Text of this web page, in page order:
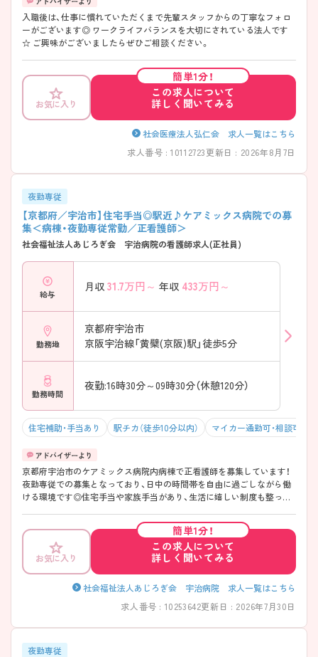
入職後は、仕事に慣れていただくまで先輩スタッフからの丁寧なフォロ
ーがございます◎ ワークライフバランスを大切にされている法人です
☆ ご興味がございましたらぜひご相談ください。
お気に入り
簡単1分！
この求人について
詳しく聞いてみる
社会医療法人弘仁会 求人一覧はこちら
求人番号 : 10112723更新日 : 2026年8月7日
夜勤専従
【京都府／宇治市】住宅手当◎駅近♪ケアミックス病院での募
集＜病棟・夜勤専従常勤／正看護師＞
社会福祉法人あじろぎ会 宇治病院の看護師求人(正社員)
給与
月収 31.7万円～ 年収 433万円～
勤務地
京都府宇治市
京阪宇治線「黄檗(京阪)駅」徒歩5分
勤務時間
夜勤:16時30分～09時30分（休憩120分）
住宅補助・手当あり 駅チカ（徒歩10分以内） マイカー通勤可・相談可
京都府宇治市のケアミックス病院内病棟で正看護師を募集しています！
夜勤専従での募集となっており、日中の時間帯を自由に過ごしながら働
ける環境です◎住宅手当や家族手当があり、生活に嬉しい制度も整って
ております♪通勤しやすいのも嬉しいポイントです！ ご興味のある方
は、面接のポイントをお伝えしますのでお気軽にご連絡ください！
お気に入り
簡単1分！
この求人について
詳しく聞いてみる
社会福祉法人あじろぎ会 宇治病院 求人一覧はこちら
求人番号 : 10253642更新日 : 2026年7月30日
夜勤専従